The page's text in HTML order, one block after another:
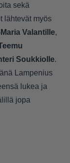
sekä
lähtevät myös
Valantille,
Soukkiolle.
Lampenius
lukea ja
jopa